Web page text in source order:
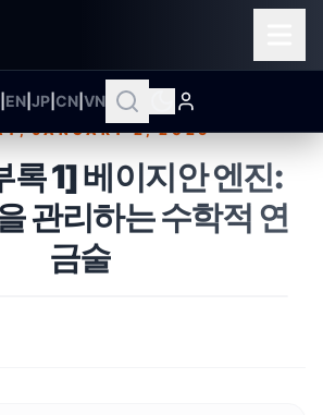
EN JP CN VN
Published on
JANUARY 2, 2026
1] 베이지안 엔진:
관리하는 수학적 연
금술